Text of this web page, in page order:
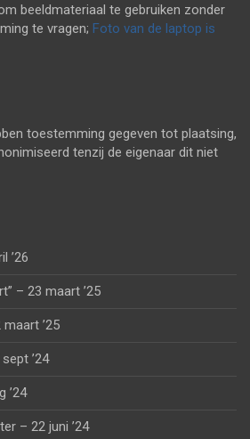
beeldmateriaal te gebruiken zonder
te vragen; Foto van de laptop is
toestemming gegeven tot plaatsing,
tenzij de eigenaar dit niet
’26
– 23 maart ’25
’25
’24
’24
– 22 juni ’24